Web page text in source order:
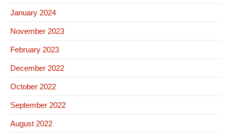
January 2024
November 2023
February 2023
December 2022
October 2022
September 2022
August 2022